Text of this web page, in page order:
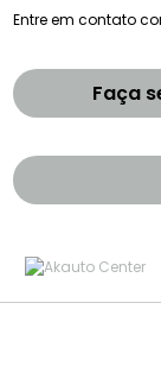
Entre em contato
Faça